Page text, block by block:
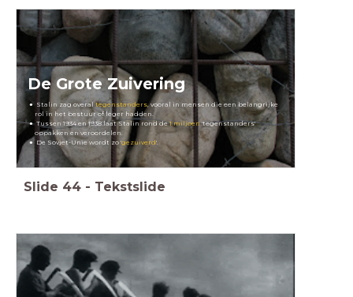
De Grote Zuivering
Stalin zag overaltegenstanders, vooral in mensen die een belangrijke
rol in het bestuur of leger hadden.
Tussen 1934 en 1938 laat Stalin rond de1 miljoen'tegenstanders'
oppakken en veroordelen.
De Sovjet-Unie wordt zo 'gezuiverd'.
Slide 44 - Tekstslide